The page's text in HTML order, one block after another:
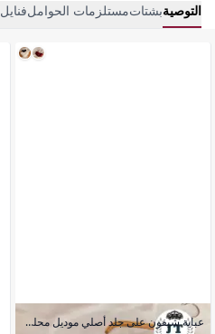
التوصيةبشتاتمستلزمات الحواملفنايل
عباية شيفون على جلد أصلي موديل محلي شغل متقن